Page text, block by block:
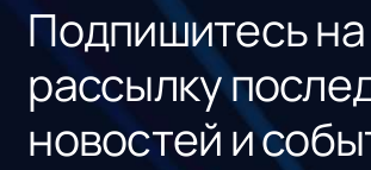
Подпишитесь
рассылку
новостей и